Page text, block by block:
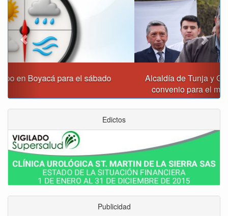
Alcaldía de Tunja y Gobernación de Boyacá firmaron
convenio para el mantenimiento de vía Moniquirá
Edictos
Publicidad